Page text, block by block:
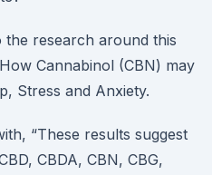
the research around this
Cannabinol (CBN) may
Stress and Anxiety.
“These results suggest
CBDA, CBN, CBG,